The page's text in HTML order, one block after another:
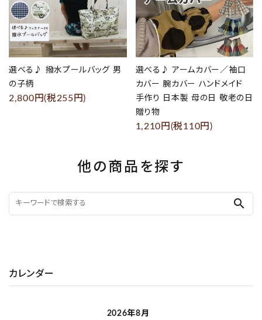
選べる♪ 撥水プールバッグ 男
の子柄
2,800円(税255円)
選べる♪ アームカバー／袖口
カバー 腕カバー ハンドメイド
手作り 日本製 母の日 敬老の日
贈り物
1,210円(税110円)
他の商品を探す
search
カレンダー
2026年8月